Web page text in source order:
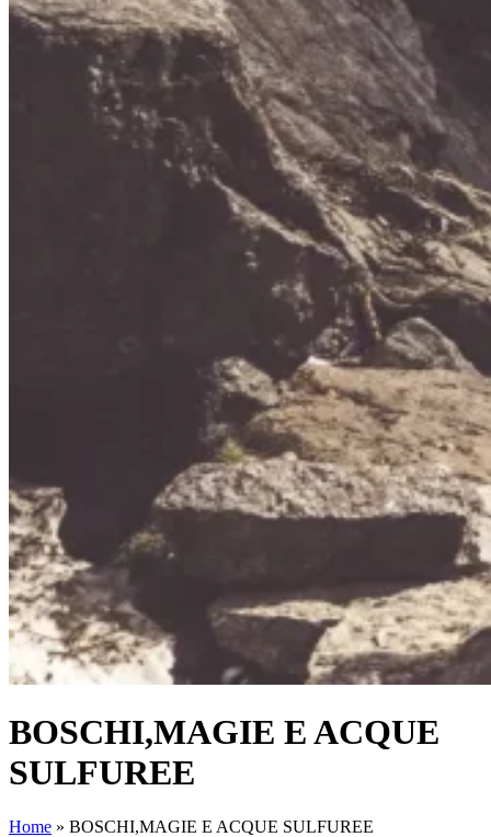
BOSCHI,MAGIE E ACQUE
SULFUREE
Home » BOSCHI,MAGIE E ACQUE SULFUREE